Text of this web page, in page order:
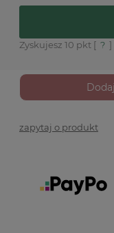
Zyskujesz 10 pkt [ ? ]
zapytaj o produkt